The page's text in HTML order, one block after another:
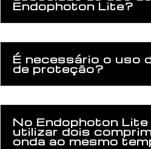
Endophoton Lite?
É necessário o uso
de proteção?
No Endophoton Lite
utilizar dois
onda ao mesmo